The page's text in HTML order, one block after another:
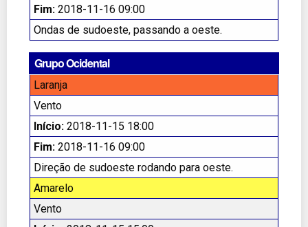
Fim: 2018-11-16 09:00
Ondas de sudoeste, passando a oeste.
Grupo Ocidental
Laranja
Vento
Início: 2018-11-15 18:00
Fim: 2018-11-16 09:00
Direção de sudoeste rodando para oeste.
Amarelo
Vento